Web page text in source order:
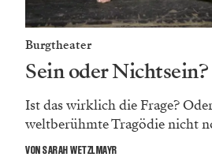
Burgtheater
Sein oder Nichtsein?
Ist das wirklich die Frage?
weltberühmte Tragödie nicht
VON SARAH WETZLMAYR